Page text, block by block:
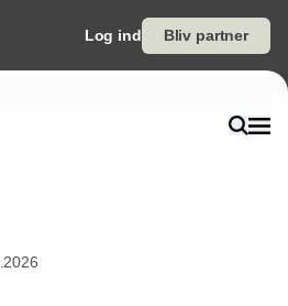
Log ind Bliv partner